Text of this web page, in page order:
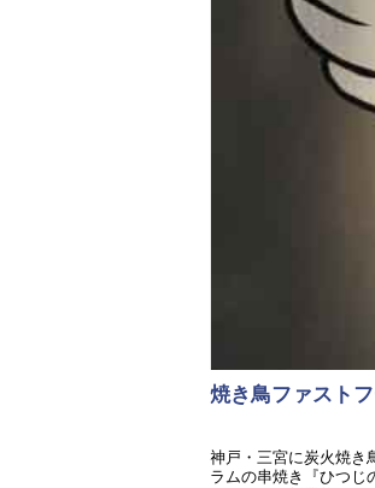
焼き鳥ファスト
神戸・三宮に炭火焼き
ラムの串焼き『ひつじ